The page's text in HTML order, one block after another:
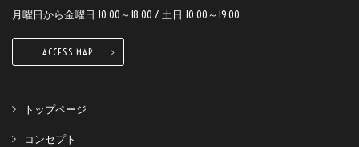
月曜日から金曜日 10:00～18:00 / 土日 10:00～19:00
ACCESS MAP
トップページ
コンセプト